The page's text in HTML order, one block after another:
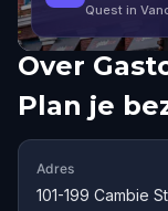
Quest in
Over
Plan je
Adres
101-199 Cambie